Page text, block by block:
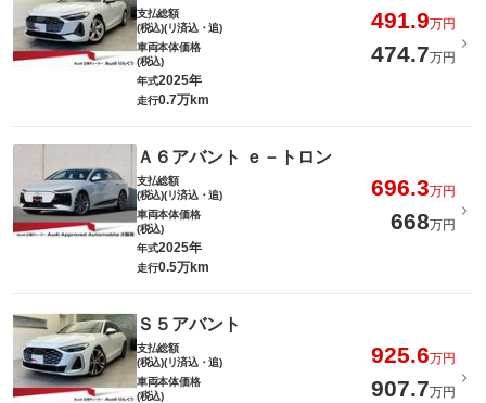
支払総額
(税込)(リ済込・追)
491.9万円
車両本体価格
(税込)
474.7万円
年式2025年
走行0.7万km
Ａ６アバント ｅ－トロン
支払総額
(税込)(リ済込・追)
696.3万円
車両本体価格
(税込)
668万円
年式2025年
走行0.5万km
Ｓ５アバント
支払総額
(税込)(リ済込・追)
925.6万円
車両本体価格
(税込)
907.7万円